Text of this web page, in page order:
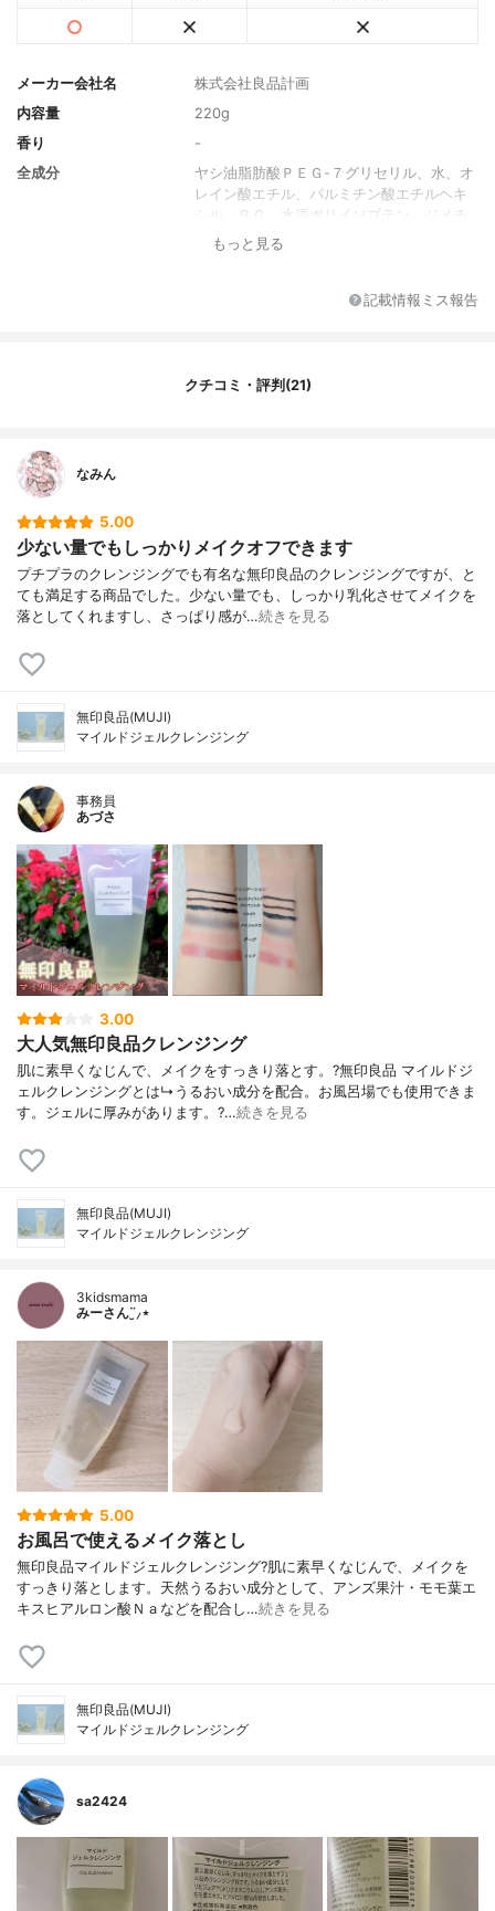
メーカー会社名
株式会社良品計画
内容量
220g
香り
-
全成分
ヤシ油脂肪酸ＰＥＧ-７グリセリル、水、オ
レイン酸エチル、パルミチン酸エチルヘキ
シル、ＢＧ、水添ポリイソブテン、ジメチ
コン、ポリクオタニウム-５１、アンズ果
分解水添デンプン、エチルヘキシルグリセ
ール、メチルパラベン、プロピルパラベ
もっと見る
記載情報ミス報告
クチコミ・評判(21)
なみん
5.00
少ない量でもしっかりメイクオフできます
プチプラのクレンジングでも有名な無印良品のクレンジングですが、と
ても満足する商品でした。少ない量でも、しっかり乳化させてメイクを
落としてくれますし、さっぱり感が…続きを見る
無印良品(MUJI)
マイルドジェルクレンジング
事務員
あづさ
3.00
大人気無印良品クレンジング
肌に素早くなじんで、メイクをすっきり落とす。?無印良品 マイルドジ
ェルクレンジングとは↳うるおい成分を配合。お風呂場でも使用できま
す。ジェルに厚みがあります。?…続きを見る
無印良品(MUJI)
マイルドジェルクレンジング
3kidsmama
みーさん¨̮⸝⋆
5.00
お風呂で使えるメイク落とし
無印良品マイルドジェルクレンジング?肌に素早くなじんで、メイクを
すっきり落とします。天然うるおい成分として、アンズ果汁・モモ葉エ
キスヒアルロン酸Ｎａなどを配合し…続きを見る
無印良品(MUJI)
マイルドジェルクレンジング
sa2424